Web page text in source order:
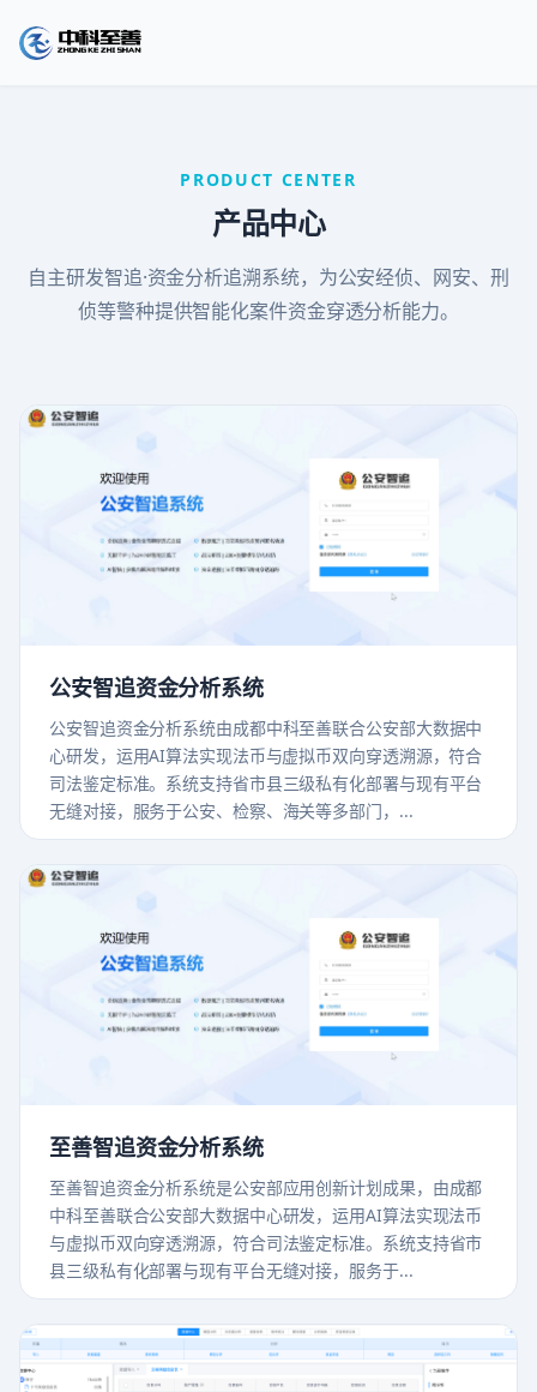
PRODUCT CENTER
产品中心
自主研发智追·资金分析追溯系统，为公安经侦、网安、刑
侦等警种提供智能化案件资金穿透分析能力。
公安智追资金分析系统
公安智追资金分析系统由成都中科至善联合公安部大数据中
心研发，运用AI算法实现法币与虚拟币双向穿透溯源，符合
司法鉴定标准。系统支持省市县三级私有化部署与现有平台
无缝对接，服务于公安、检察、海关等多部门，...
至善智追资金分析系统
至善智追资金分析系统是公安部应用创新计划成果，由成都
中科至善联合公安部大数据中心研发，运用AI算法实现法币
与虚拟币双向穿透溯源，符合司法鉴定标准。系统支持省市
县三级私有化部署与现有平台无缝对接，服务于...